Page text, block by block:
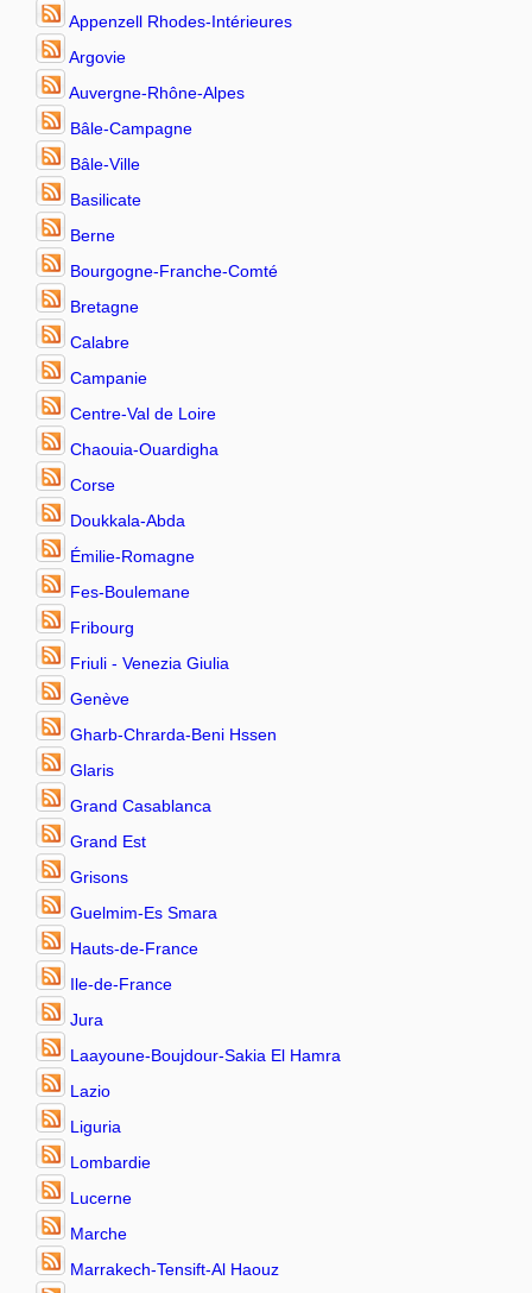
Appenzell Rhodes-Intérieures
Argovie
Auvergne-Rhône-Alpes
Bâle-Campagne
Bâle-Ville
Basilicate
Berne
Bourgogne-Franche-Comté
Bretagne
Calabre
Campanie
Centre-Val de Loire
Chaouia-Ouardigha
Corse
Doukkala-Abda
Émilie-Romagne
Fes-Boulemane
Fribourg
Friuli - Venezia Giulia
Genève
Gharb-Chrarda-Beni Hssen
Glaris
Grand Casablanca
Grand Est
Grisons
Guelmim-Es Smara
Hauts-de-France
Ile-de-France
Jura
Laayoune-Boujdour-Sakia El Hamra
Lazio
Liguria
Lombardie
Lucerne
Marche
Marrakech-Tensift-Al Haouz